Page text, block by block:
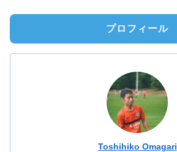
プロフィール
Toshihiko Omagari